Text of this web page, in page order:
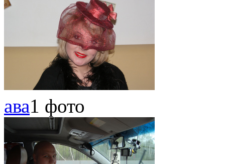
ава1 фото